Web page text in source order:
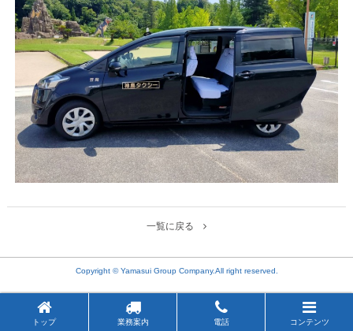
一覧に戻る
Copyright © Yamasui Group Company.All right reserved.
トップ 業務案内 電話 コンテンツ